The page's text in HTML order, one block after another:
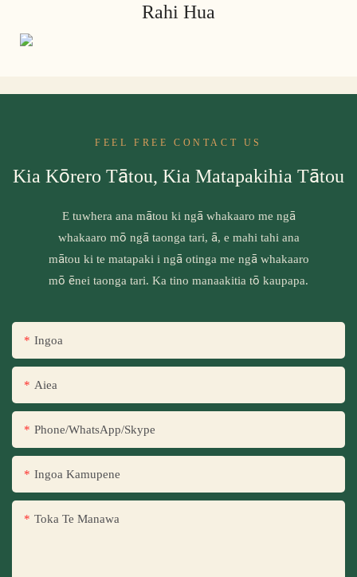
Rahi Hua
FEEL FREE CONTACT US
Kia Kōrero Tātou, Kia Matapakihia Tātou
E tuwhera ana mātou ki ngā whakaaro me ngā
whakaaro mō ngā taonga tari, ā, e mahi tahi ana
mātou ki te matapaki i ngā otinga me ngā whakaaro
mō ēnei taonga tari. Ka tino manaakitia tō kaupapa.
Ingoa
Aiea
Phone/WhatsApp/Skype
Ingoa Kamupene
Toka Te Manawa